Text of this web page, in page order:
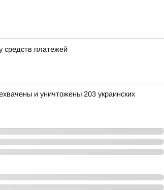
средств платежей
и уничтожены 203 украинских